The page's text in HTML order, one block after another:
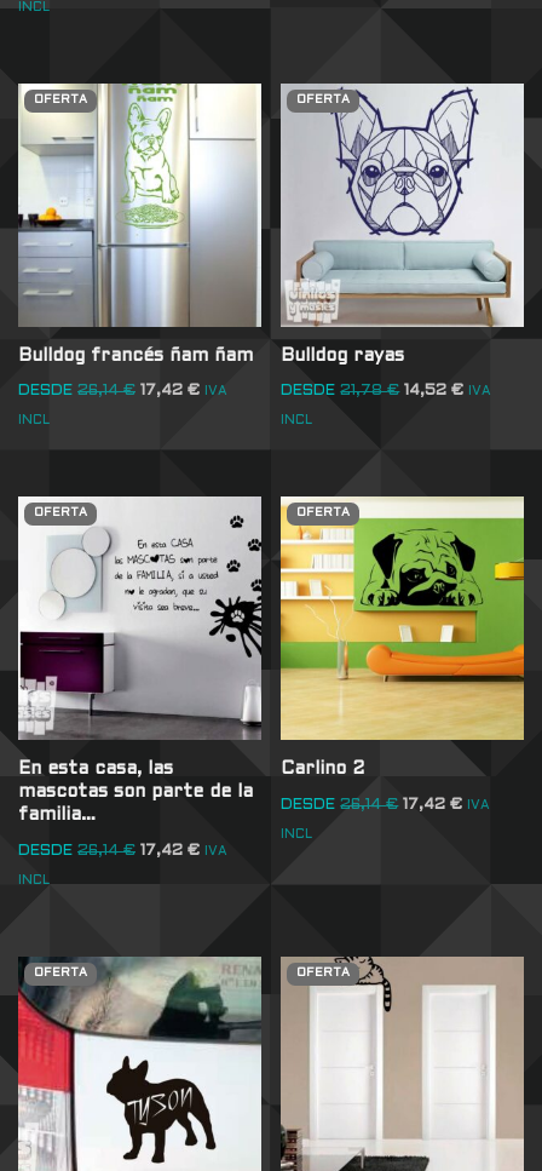
INCL
OFERTA
Bulldog francés ñam ñam
DESDE 26,14€ 17,42 € IVA
INCL
OFERTA
Bulldog rayas
DESDE 21,78€ 14,52€ IVA
INCL
OFERTA
En esta casa, las
mascotas son parte de la
familia…
DESDE 26,14€ 17,42 € IVA
INCL
OFERTA
Carlino 2
DESDE 26,14€ 17,42€ IVA
INCL
OFERTA OFERTA